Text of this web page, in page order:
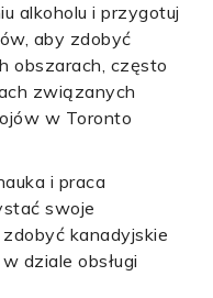
alkoholu i przygotuj
aby zdobyć
obszarach, często
związanych
w Toronto
i praca
swoje
kanadyjskie
dziale obsługi